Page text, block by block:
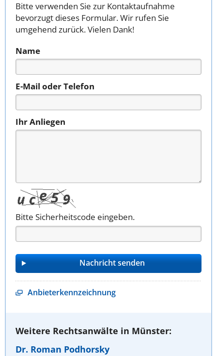
Bitte verwenden Sie zur Kontaktaufnahme
bevorzugt dieses Formular. Wir rufen Sie
umgehend zurück. Vielen Dank!
Name
E-Mail oder Telefon
Ihr Anliegen
Bitte Sicherheitscode eingeben.
Anbieterkennzeichnung
Weitere Rechtsanwälte in Münster:
Dr. Roman Podhorsky